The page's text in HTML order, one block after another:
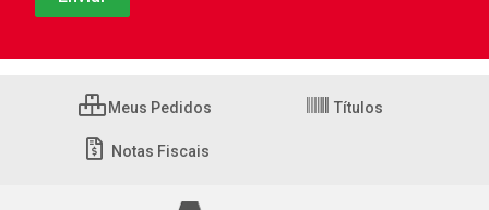
Meus Pedidos Títulos
Notas Fiscais